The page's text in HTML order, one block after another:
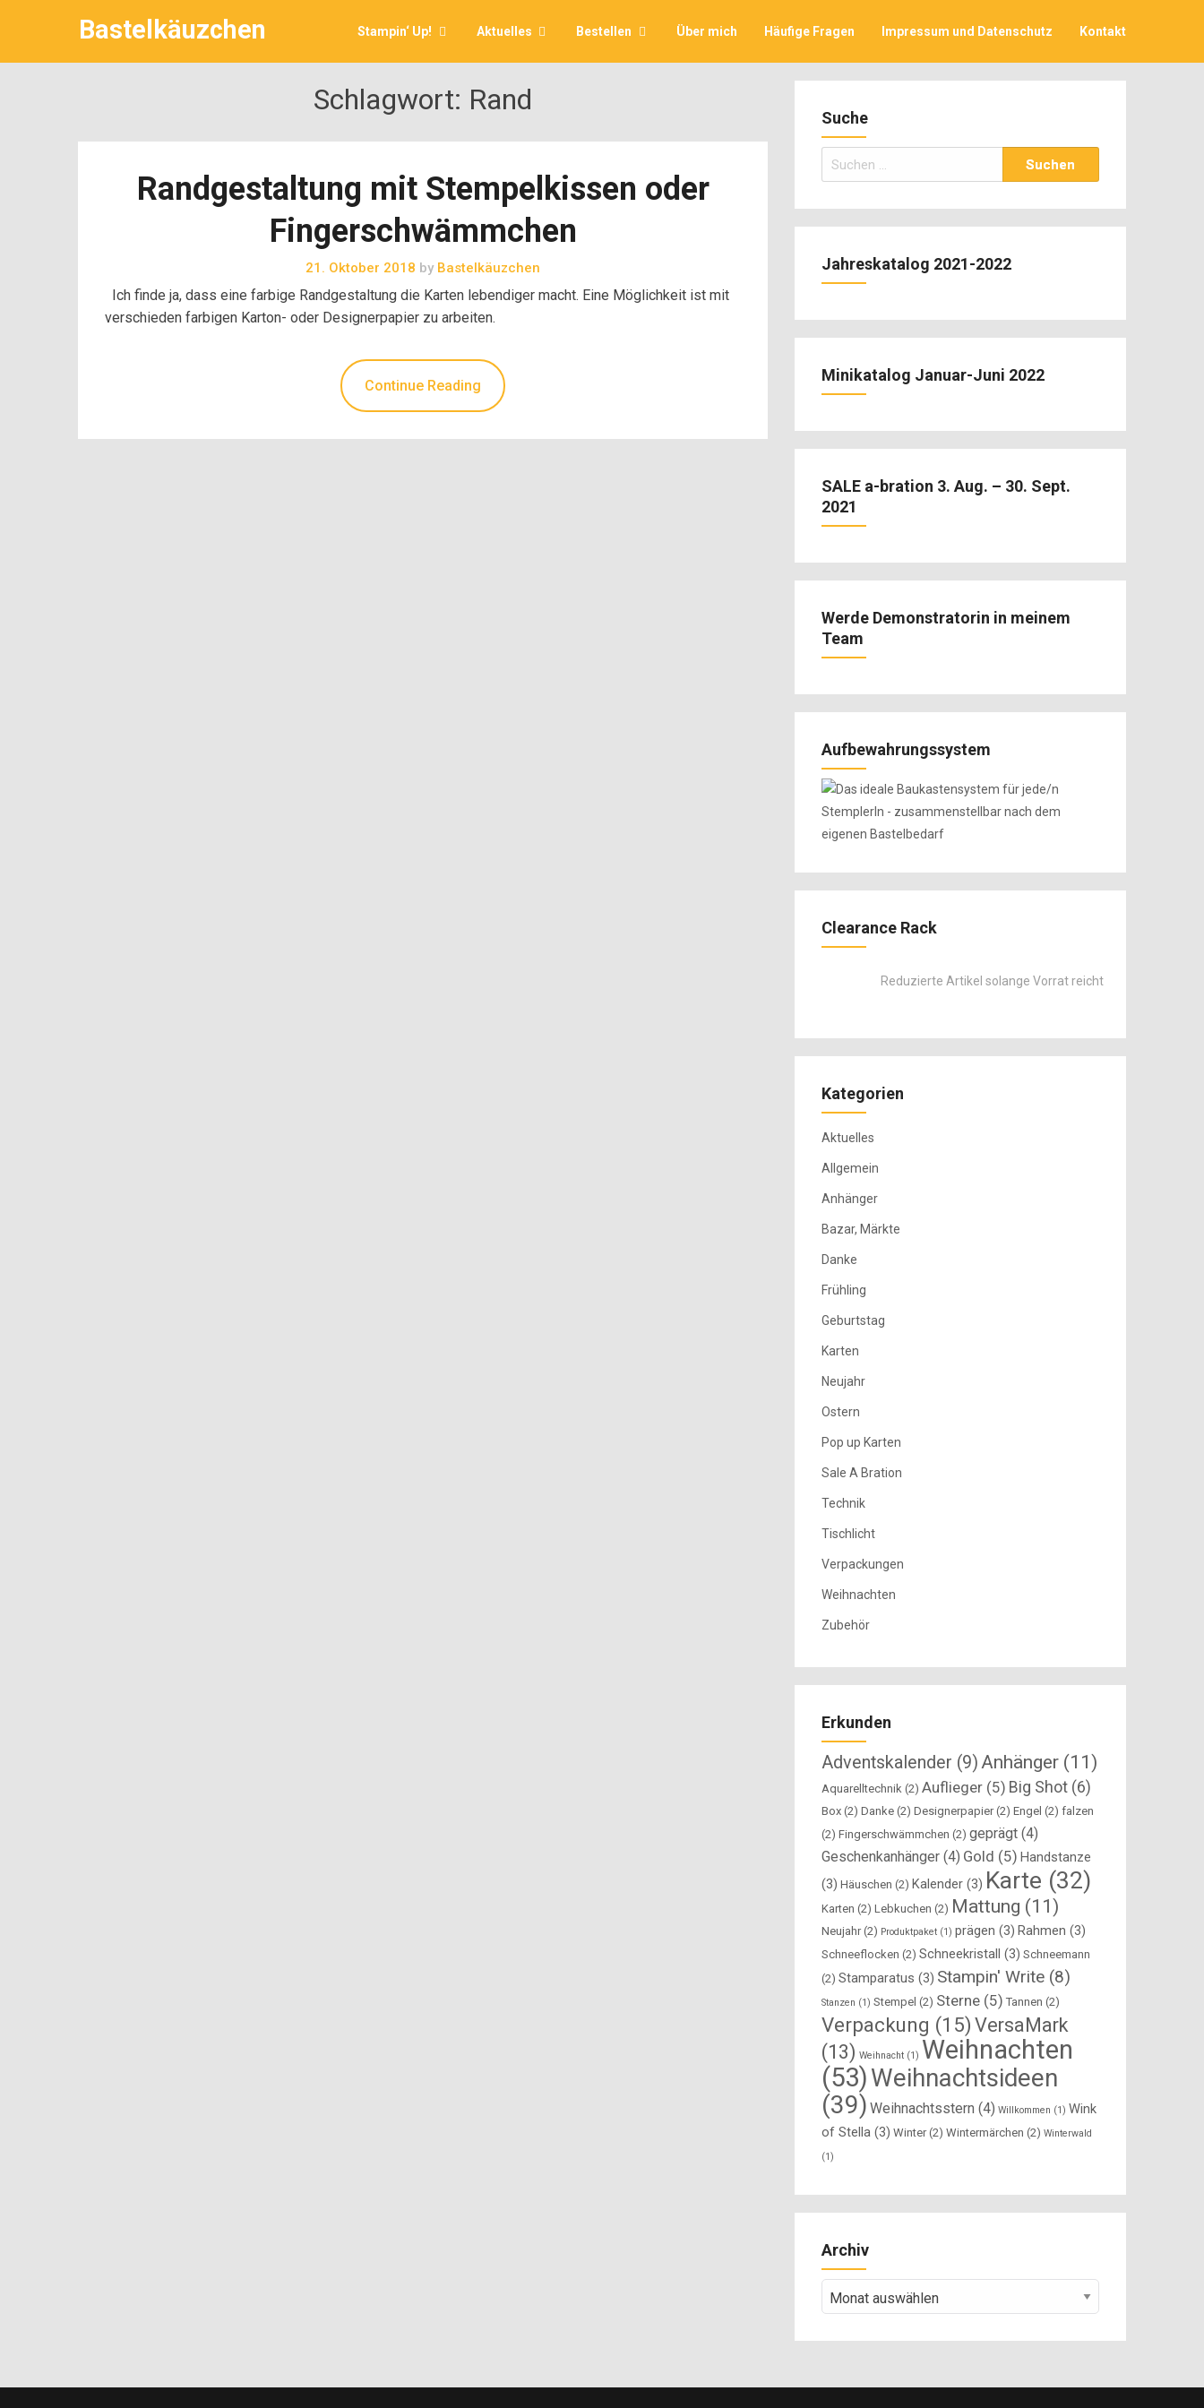
Bastelkäuzchen Stampin‘ Up! Aktuelles Bestellen Über mich Häufige Fragen Impressum und Datenschutz Kontakt
Schlagwort: Rand
Randgestaltung mit Stempelkissen oder
Fingerschwämmchen
21. Oktober 2018 by Bastelkäuzchen
Ich finde ja, dass eine farbige Randgestaltung die Karten lebendiger macht. Eine Möglichkeit ist mit
verschieden farbigen Karton- oder Designerpapier zu arbeiten.
Continue Reading
Suche
Suchen
nach:
Jahreskatalog 2021-2022
Minikatalog Januar-Juni 2022
SALE a-bration 3. Aug. – 30. Sept.
2021
Werde Demonstratorin in meinem
Team
Aufbewahrungssystem
Clearance Rack
Reduzierte Artikel solange Vorrat reicht
Kategorien
Aktuelles
Allgemein
Anhänger
Bazar, Märkte
Danke
Frühling
Geburtstag
Karten
Neujahr
Ostern
Pop up Karten
Sale A Bration
Technik
Tischlicht
Verpackungen
Weihnachten
Zubehör
Erkunden
Adventskalender (9)Anhänger (11)
Aquarelltechnik (2) Auflieger (5) Big Shot (6)
Box (2) Danke (2) Designerpapier(2) Engel (2) falzen
(2) Fingerschwämmchen (2) geprägt (4)
Geschenkanhänger (4) Gold (5) Handstanze
(3) Häuschen (2) Kalender (3) Karte (32)
Karten (2) Lebkuchen (2) Mattung (11)
Neujahr(2) Produktpaket (1) prägen (3) Rahmen (3)
Schneeflocken (2) Schneekristall (3) Schneemann
(2) Stamparatus (3) Stampin' Write (8)
Stanzen (1) Stempel (2) Sterne (5) Tannen (2)
Verpackung (15) VersaMark
(13) Weihnacht (1) Weihnachten
(53)Weihnachtsideen
(39) Weihnachtsstern (4) Willkommen (1) Wink
of Stella (3) Winter(2) Wintermärchen (2) Winterwald
(1)
Archiv
Archiv